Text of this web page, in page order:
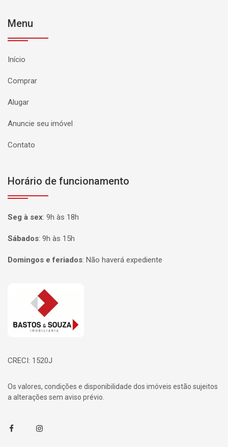
Menu
Início
Comprar
Alugar
Anuncie seu imóvel
Contato
Horário de funcionamento
Seg à sex: 9h às 18h
Sábados: 9h às 15h
Domingos e feriados: Não haverá expediente
Página inicial
CRECI: 1520J
Os valores, condições e disponibilidade dos imóveis estão sujeitos
a alterações sem aviso prévio.
FacebookInstagram